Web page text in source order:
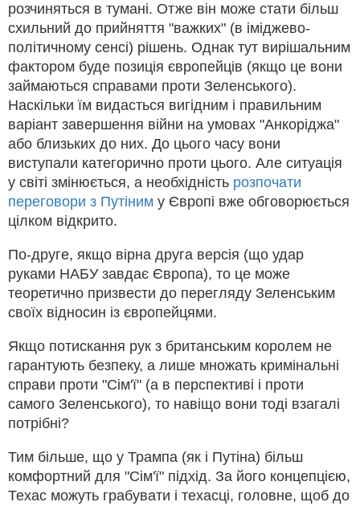
розчиняться в тумані. Отже він може стати більш
схильний до прийняття "важких" (в іміджево-
політичному сенсі) рішень. Однак тут вирішальним
фактором буде позиція європейців (якщо це вони
займаються справами проти Зеленського).
Наскільки їм видасться вигідним і правильним
варіант завершення війни на умовах "Анкоріджа"
або близьких до них. До цього часу вони
виступали категорично проти цього. Але ситуація
у світі змінюється, а необхідність розпочати
переговори з Путіним у Європі вже обговорюється
цілком відкрито.
По-друге, якщо вірна друга версія (що удар
руками НАБУ завдає Європа), то це може
теоретично призвести до перегляду Зеленським
своїх відносин із європейцями.
Якщо потискання рук з британським королем не
гарантують безпеку, а лише множать кримінальні
справи проти "Сім'ї" (а в перспективі і проти
самого Зеленського), то навіщо вони тоді взагалі
потрібні?
Тим більше, що у Трампа (як і Путіна) більш
комфортний для "Сім'ї" підхід. За його концепцією,
Техас можуть грабувати і техасці, головне, щоб до